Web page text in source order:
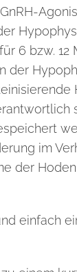
6 bzw. 12
der
im
der
einfach